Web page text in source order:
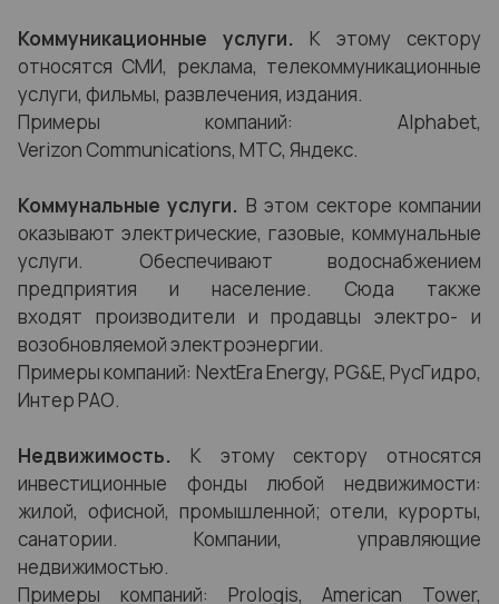
Коммуникационные услуги. К этому сектору
относятся СМИ, реклама, телекоммуникационные
услуги, фильмы, развлечения, издания.
Примеры компаний: Alphabet,
Verizon Communications, МТС, Яндекс.
Коммунальные услуги. В этом секторе компании
оказывают электрические, газовые, коммунальные
услуги. Обеспечивают водоснабжением
предприятия и население. Сюда также
входят производители и продавцы электро- и
возобновляемой электроэнергии.
Примеры компаний: NextEra Energy, PG&E, РусГидро,
Интер РАО.
Недвижимость. К этому сектору относятся
инвестиционные фонды любой недвижимости:
жилой, офисной, промышленной; отели, курорты,
санатории.
Компании, управляющие
недвижимостью.
Примеры компаний:
Prologis, American Tower,